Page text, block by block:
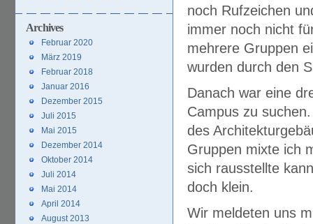
noch Rufzeichen
immer noch nicht
mehrere Gruppen
wurden durch den
Danach war eine
Campus zu
des
Gruppen mixte ich
sich rausstellte
doch klein.
Wir meldeten uns
Archives
Februar 2020
März 2019
Februar 2018
Januar 2016
Dezember 2015
Juli 2015
Mai 2015
Dezember 2014
Oktober 2014
Juli 2014
Mai 2014
April 2014
August 2013